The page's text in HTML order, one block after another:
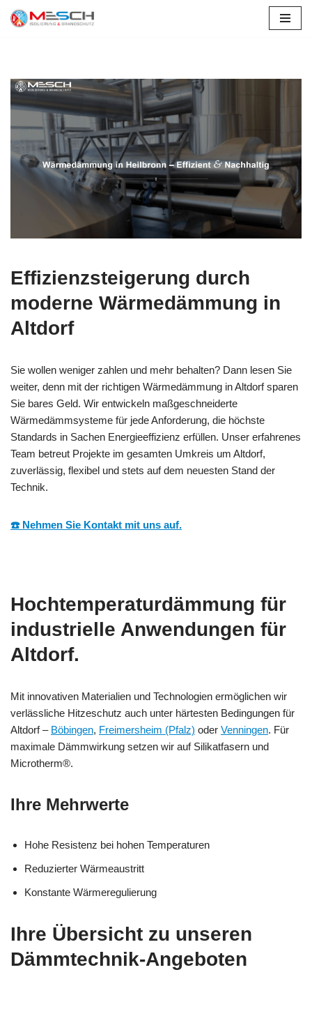
Effizienzsteigerung durch
moderne Wärmedämmung in
Altdorf
Sie wollen weniger zahlen und mehr behalten? Dann lesen Sie
weiter, denn mit der richtigen Wärmedämmung in Altdorf sparen
Sie bares Geld. Wir entwickeln maßgeschneiderte
Wärmedämmsysteme für jede Anforderung, die höchste
Standards in Sachen Energieeffizienz erfüllen. Unser erfahrenes
Team betreut Projekte im gesamten Umkreis um Altdorf,
zuverlässig, flexibel und stets auf dem neuesten Stand der
Technik.
☎️ Nehmen Sie Kontakt mit uns auf.
Hochtemperaturdämmung für
industrielle Anwendungen für
Altdorf.
Mit innovativen Materialien und Technologien ermöglichen wir
verlässliche Hitzeschutz auch unter härtesten Bedingungen für
Altdorf – Böbingen, Freimersheim (Pfalz) oder Venningen. Für
maximale Dämmwirkung setzen wir auf Silikatfasern und
Microtherm®.
Ihre Mehrwerte
Hohe Resistenz bei hohen Temperaturen
Reduzierter Wärmeaustritt
Konstante Wärmeregulierung
Ihre Übersicht zu unseren
Dämmtechnik-Angeboten